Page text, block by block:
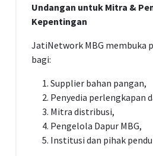
Undangan untuk Mitra &
Kepentingan
JatiNetwork MBG membuka
bagi:
Supplier bahan pangan,
Penyedia perlengkapan
Mitra distribusi,
Pengelola Dapur MBG,
Institusi dan pihak